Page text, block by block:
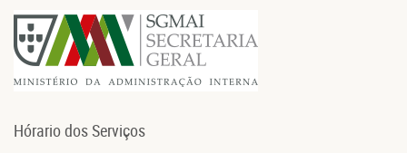
Hórario dos Serviços